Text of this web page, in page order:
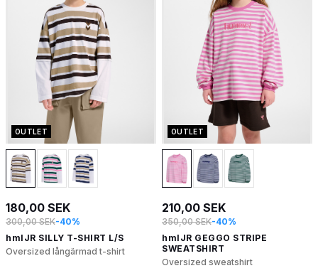
OUTLET
180,00 SEK
300,00 SEK-40%
hmlJR SILLY T-SHIRT L/S
Oversized långärmad t-shirt
OUTLET
210,00 SEK
350,00 SEK-40%
hmlJR GEGGO STRIPE
SWEATSHIRT
Oversized sweatshirt